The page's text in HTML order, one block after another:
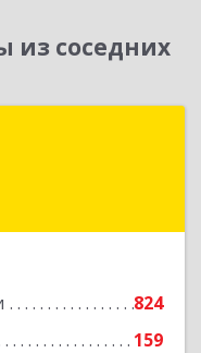
из соседних
824
159
Волгоград г, им